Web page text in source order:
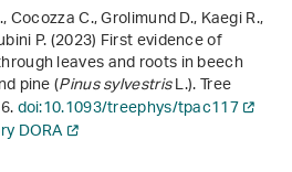
Cocozza C., Grolimund D., Kaegi R.,
P. (2023) First evidence of
leaves and roots in beech
pine (Pinus sylvestrisL.). Tree
doi:10.1093/treephys/tpac117
DORA